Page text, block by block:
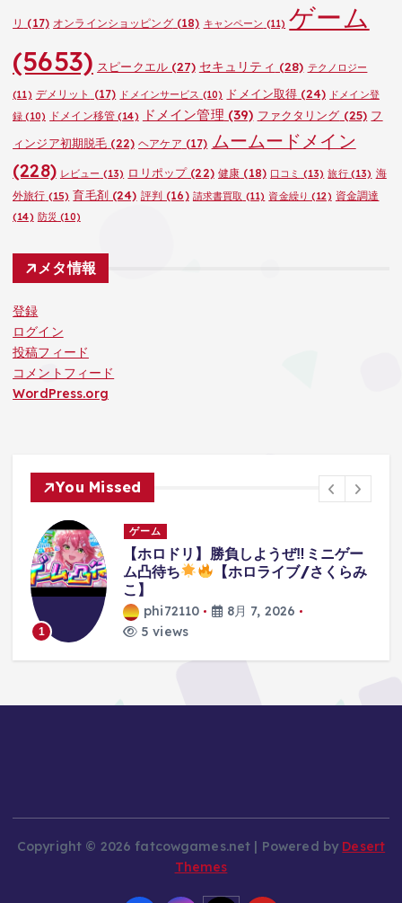
リ (17) オンラインショッピング(18) キャンペーン (11) ゲーム
(5653) スピークエル(27) セキュリティ (28) テクノロジー
(11) デメリット (17) ドメインサービス (10) ドメイン取得 (24) ドメイン登
録 (10) ドメイン移管(14) ドメイン管理 (39) ファクタリング (25) フ
ィンジア初期脱毛 (22) ヘアケア (17) ムームードメイン
(228) レビュー (13) ロリポップ(22) 健康 (18) 口コミ (13) 旅行(13) 海
外旅行 (15) 育毛剤(24) 評判 (16) 請求書買取 (11) 資金繰り (12) 資金調達
(14) 防災 (10)
メタ情報
登録
ログイン
投稿フィード
コメントフィード
WordPress.org
You Missed
1
ゲーム
【ホロドリ】勝負しようぜ‼ミニゲー
ム凸待ち
【ホロライブ/さくらみ
こ】
phi72110
8月 7, 2026
5 views
Copyright © 2026 fatcowgames.net | Powered by Desert
Themes